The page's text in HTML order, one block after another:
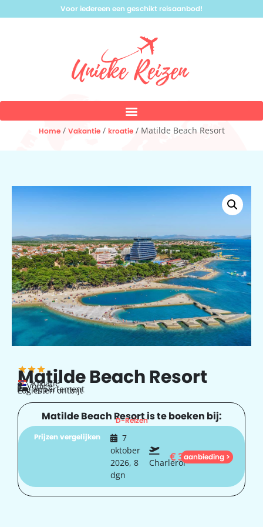
Voor iedereen een geschikt reisaanbod!
Home/ Vakantie/ kroatie/ Matilde Beach Resort
Matilde Beach Resort
Kroatië
Vodice
appartement
Logies en ontbijt
Matilde Beach Resort is te boeken bij:
D-Reizen
Prijzen vergelijken
7
oktober
2026, 8
dgn
Charleroi
€342
aanbieding >